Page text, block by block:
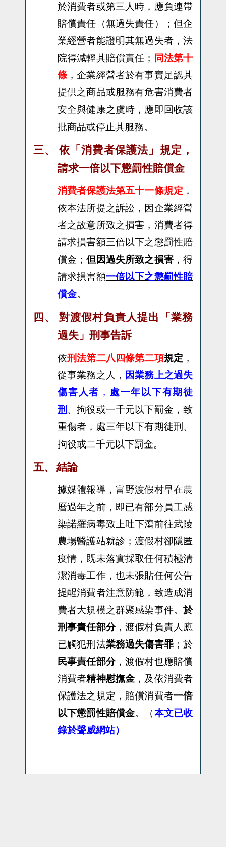
於消費者或第三人時，應負連帶
賠償責任（無過失責任）；但企
業經營者能證明其無過失者，法
院得減輕其賠償責任；
同法第十
條 ，企業經營者於有事實足認其
提供之商品或服務有危害消費者
安全與健康之虞時，應即回收該
批商品或停止其服務。
三、
依「消費者保護法」規定，
請求一倍以下懲罰性賠償金
消費者保護法第五十一條規定 ，
依本法所提之訴訟，因企業經營
者之故意所致之損害，消費者得
請求損害額三倍以下之懲罰性賠
償金；但因過失所致之損害，得
請求損害額一倍以下之懲罰性賠
償金。
四、 對渡假村負責人提出「業務
過失」刑事告訴
依刑法第二八四條第二項規定 ，
從事業務之人， 因業務上之過失
傷害人者 ， 處一年以下有期徒
刑 、拘役或一千元以下罰金，致
重傷者，處三年以下有期徒刑、
拘役或二千元以下罰金。
五、 結論
據媒體報導，富野渡假村早在農
曆過年之前，即已有部分員工感
染諾羅病毒致上吐下瀉前往武陵
農場醫護站就診；渡假村卻隱匿
疫情，既未落實採取任何積極清
潔消毒工作，也未張貼任何公告
提醒消費者注意防範，致造成消
費者大規模之群聚感染事件。 於
刑事責任部分，渡假村負責人應
已觸犯刑法業務過失傷害罪；於
民事責任部分，渡假村也應賠償
消費者精神慰撫金 ，及依消費者
保護法之規定，賠償消費者一倍
以下懲罰性賠償金。 （本文已收
錄於聲威網站）